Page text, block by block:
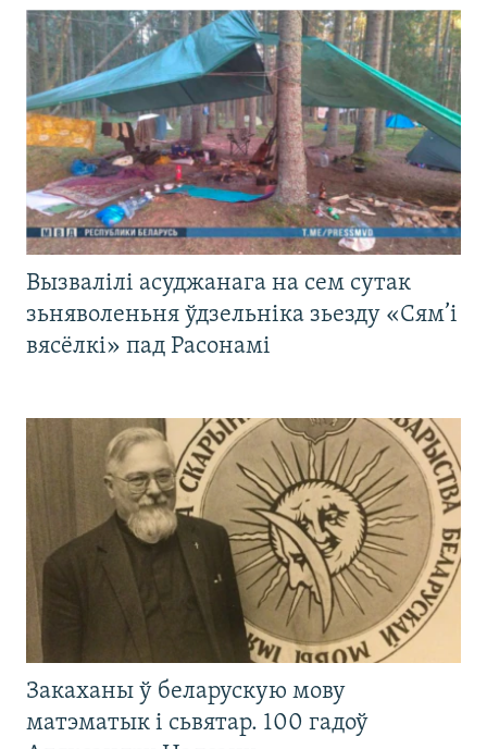
Вызвалілі асуджанага на сем сутак
зьняволеньня ўдзельніка зьезду «Сям’і
вясёлкі» пад Расонамі
Закаханы ў беларускую мову
матэматык і сьвятар. 100 гадоў